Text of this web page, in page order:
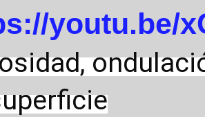
youtu.be/